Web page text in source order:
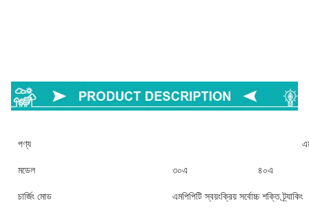
পণ্য
মডেল ৩০এ ৪০এ
চার্জিং মোড এমপিপিটি স্বয়ংক্রিয় সর্বোচ্চ শক্তি ট্র্যাকিং